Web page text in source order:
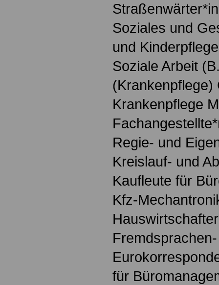
Soziales und
und
Soziale Arbeit
(Krankenpflege)
Krankenpflege
Regie- und
Kreislauf- und
Kaufleute für
Kfz-
Fremdsprachen-
für